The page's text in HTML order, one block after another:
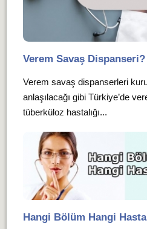
Verem Savaş Dispanseri?
Verem savaş dispanserleri
anlaşılacağı gibi Türkiye’de
tüberküloz hastalığı...
Hangi Bölüm Hangi